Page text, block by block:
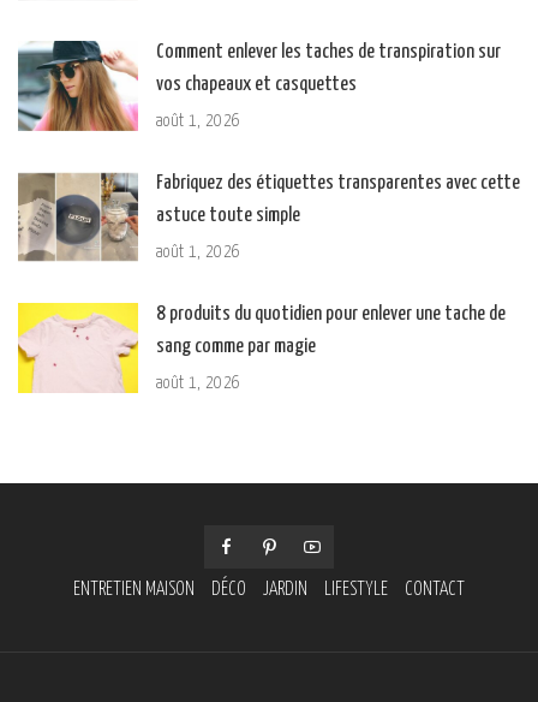
Comment enlever les taches de transpiration sur
vos chapeaux et casquettes
août 1, 2026
Fabriquez des étiquettes transparentes avec cette
astuce toute simple
août 1, 2026
8 produits du quotidien pour enlever une tache de
sang comme par magie
août 1, 2026
ENTRETIEN MAISON DÉCO JARDIN LIFESTYLE CONTACT